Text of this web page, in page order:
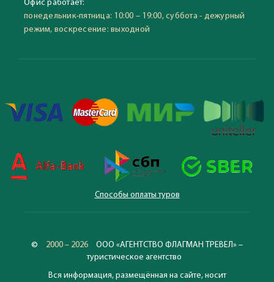
Офис работает:
понедельник-пятница: 10:00 – 19:00, суббота - дежурный
режим, воскресение: выходной
Способы оплаты туров
© 2000 – 2026
ООО «АГЕНТСТВО ФЛАГМАН ТРЕВЕЛ» –
туристическое агентство
Вся информация, размещённая на сайте, носит